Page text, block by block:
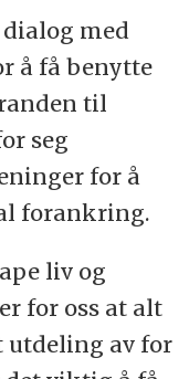
med
å få benytte
til
seg
for å
forankring.
liv og
for oss at alt
av for